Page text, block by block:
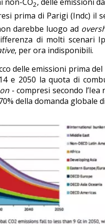
2
prima di Parigi (Indc) il
darebbe luogo ad
di molti scenari
, per ora indisponibili.
delle emissioni prima
e 2050 la quota di
- compresi secondo
della domanda globale